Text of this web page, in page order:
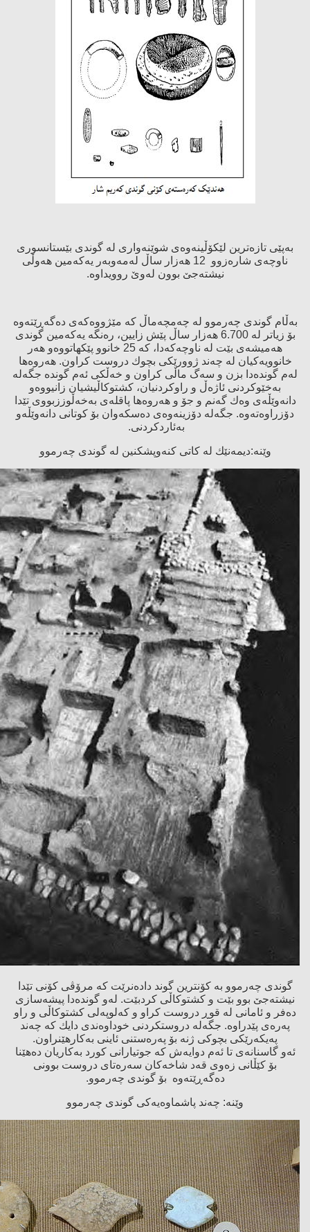
بەپێی تازەترین لێكۆڵینەوەی شوێنەواری لە گوندی بێستانسوری
ناوچەی شارەزوو 12 هەزار ساڵ لەمەوبەر یەكەمین هەوڵی
نیشتەجێ‌ بوون لەوێ‌ روویداوە.
بەڵام گوندی چەرموو لە چەمچەماڵ كە مێژووەكەی دەگەڕێتەوە
بۆ زیاتر لە 6.700 هەزار ساڵ پێش زایین، رەنگە یەكەمین گوندی
هەمیشەی بێت لە ناوچەكەدا، كە 25 خانوو پێكهاتووەو هەر
خانوویەكیان لە چەند ژوورێكی بچوك دروست كراون. هەروەها
لەم گوندەدا بزن و سەگ ماڵی كراون و خەڵكی ئەم گوندە جگەلە
بەخێوكردنی ئاژەڵ و راوكردنیان، كشتوكاڵیشیان زانیووەو
دانەوێڵەی وەك گەنم و جۆ و هەروەها پاقلەی بەخەڵوززبووی تێدا
دۆزراوەتەوە. جگەلە دۆزینەوەی دەسكەوان بۆ كوتانی دانەوێڵەو
بەئاردكردنی.
وێنە:دیمەنێك لە كاتی كنەوپشكنین لە گوندی چەرموو
گوندی چەرموو بە كۆنترین گوند دادەنرێت كە مرۆڤی كۆنی تێدا
نیشتەجێ‌ بوو بێت و كشتوكاڵی كردبێت. لەو گوندەدا پیشەسازی
دەفر و ئامانی لە قوڕ دروست كراو و كەلوپەلی كشتوكاڵی و راو
پەرەی پێدراوە. جگەلە دروستكردنی خوداوەندی دایك كە چەند
پەیكەرێكی بچوكی ژنە بۆ پەرەستنی ئاینی بەكارهێنراون.
ئەو گاسنانەی تا ئەم دوایەش كە جوتیارانی كورد بەكاریان دەهێنا
بۆ كێڵانی زەوی قەد شاخەكان سەرەتای دروست بوونی
دەگەڕێتەوە بۆ گوندی چەرموو.
وێنە: چەند پاشماوەیەكی گوندی چەرموو